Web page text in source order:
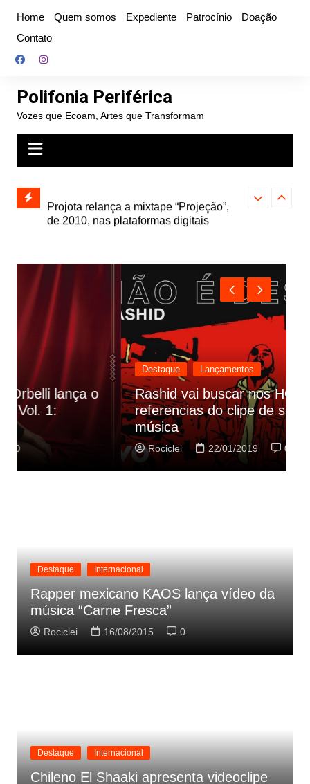
conteúdo
Home Quem somos Expediente Patrocínio
Doação
Contato
Polifonia Periférica
Vozes que Ecoam, Artes que Transformam
e abre
autoral,
de 2010, nas plataformas digitais
Farofa
Destaque Lançamentos
Rashid vai buscar nos HQs as
referencias do clipe de sua nova
22/01/2019 0
Destaque Internacional
Rapper mexicano KAOS lança vídeo da
música “Carne Fresca”
Rociclei 16/08/2015 0
Destaque Internacional
Chileno El Shaaki apresenta videoclipe